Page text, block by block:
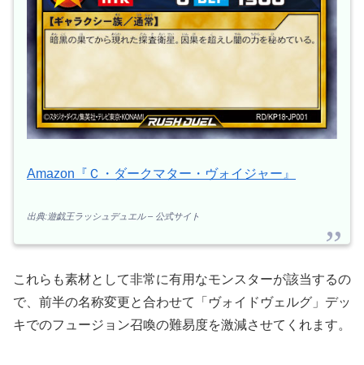
Amazon『Ｃ・ダークマター・ヴォイジャー』
出典:遊戯王ラッシュデュエル – 公式サイト
これらも素材として非常に有用なモンスターが該当するの
で、前半の名称変更と合わせて「ヴォイドヴェルグ」デッ
キでのフュージョン召喚の難易度を激減させてくれます。